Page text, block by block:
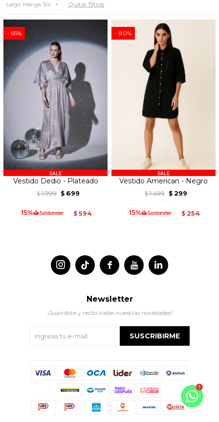
Largo: Manga 3/4 Quitar filtros
65
Vestido Dedio - Plateado
$ 1.999 $ 699
$ 594
80
Vestido American - Negro
$ 1.499 $ 299
$ 254
 
 
Newsletter
¡Suscribite y recibí todas nuestras novedades!
SUSCRIBIRME